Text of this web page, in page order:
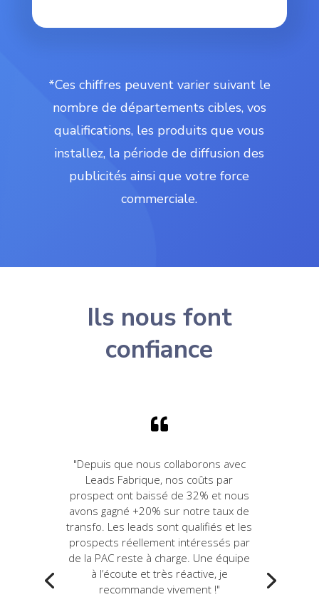
*Ces chiffres peuvent varier suivant le
nombre de départements cibles, vos
qualifications, les produits que vous
installez, la période de diffusion des
publicités ainsi que votre force
commerciale.
Ils nous font
confiance

"Depuis que nous collaborons avec
Leads Fabrique, nos coûts par
prospect ont baissé de 32% et nous
avons gagné +20% sur notre taux de
transfo. Les leads sont qualifiés et les
prospects réellement intéressés par
de la PAC reste à charge. Une équipe
à l’écoute et très réactive, je
recommande vivement !"